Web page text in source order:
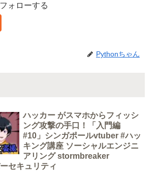
ォローする
Pythonちゃん
ハッカー がスマホからフィッシ
ング攻撃の手口！「入門編
#10」シンガポールvtuber #ハッ
キング講座 ソーシャルエンジニ
アリング stormbreaker
セキュリティ